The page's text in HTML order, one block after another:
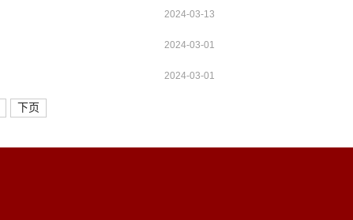
2024-03-13
2024-03-01
2024-03-01
下页